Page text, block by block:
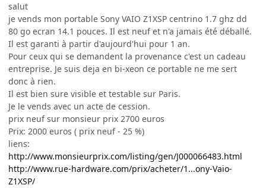
salut
je vends mon portable Sony VAIO Z1XSP centrino 1.7 ghz dd
80 go ecran 14.1 pouces. Il est neuf et n'a jamais été déballé.
Il est garanti à partir d'aujourd'hui pour 1 an.
Pour ceux qui se demandent la provenance c'est un cadeau
entreprise. Je suis deja en bi-xeon ce portable ne me sert
donc à rien.
Il est bien sure visible et testable sur Paris.
Je le vends avec un acte de cession.
prix neuf sur monsieur prix 2700 euros
Prix: 2000 euros ( prix neuf - 25 %)
liens:
http://www.monsieurprix.com/listing/gen/J000066483.html
http://www.rue-hardware.com/prix/acheter/1...ony-Vaio-
Z1XSP/